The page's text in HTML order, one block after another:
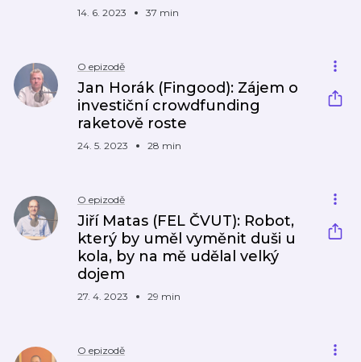
14. 6. 2023 37 min
O epizodě
Jan Horák (Fingood): Zájem o
investiční crowdfunding
raketově roste
24. 5. 2023 28 min
O epizodě
Jiří Matas (FEL ČVUT): Robot,
který by uměl vyměnit duši u
kola, by na mě udělal velký
dojem
27. 4. 2023 29 min
O epizodě